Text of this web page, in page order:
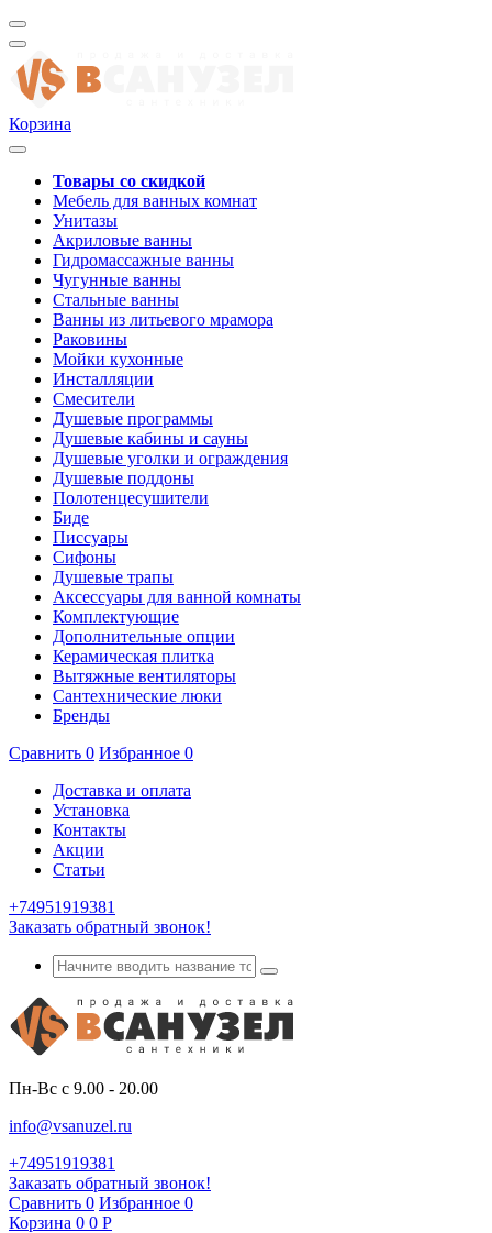
Корзина
Товары со скидкой
Мебель для ванных комнат
Унитазы
Акриловые ванны
Гидромассажные ванны
Чугунные ванны
Стальные ванны
Ванны из литьевого мрамора
Раковины
Мойки кухонные
Инсталляции
Смесители
Душевые программы
Душевые кабины и сауны
Душевые уголки и ограждения
Душевые поддоны
Полотенцесушители
Биде
Писсуары
Сифоны
Душевые трапы
Аксессуары для ванной комнаты
Комплектующие
Дополнительные опции
Керамическая плитка
Вытяжные вентиляторы
Сантехнические люки
Бренды
Сравнить 0 Избранное 0
Доставка и оплата
Установка
Контакты
Акции
Статьи
+74951919381
Заказать обратный звонок!
Пн-Вс с 9.00 - 20.00
info@vsanuzel.ru
+74951919381
Заказать обратный звонок!
Сравнить 0 Избранное 0
Корзина 0 0 Р